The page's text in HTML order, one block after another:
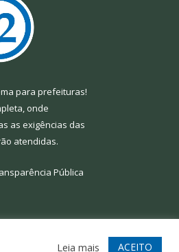
para prefeituras!
onde
as exigências das
atendidas.
Pública
Acessar Webmail
Leia mais ACEITO